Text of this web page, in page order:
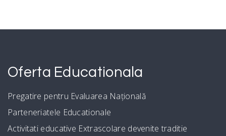
Oferta Educationala
Pregatire pentru Evaluarea Națională
Parteneriatele Educationale
Activitati educative Extrascolare devenite traditie